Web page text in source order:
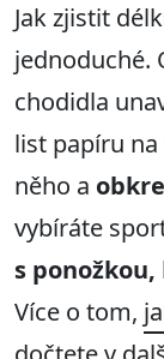
Jak zjistit
jednoduché.
chodidla
list papíru
něho a
vybíráte
s ponožkou,
Více o tom,